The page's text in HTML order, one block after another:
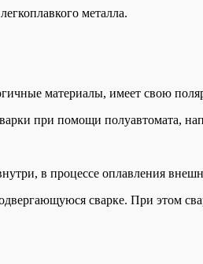
металла.
материалы, имеет свою
при помощи полуавтомата,
в процессе оплавления
сварке. При этом